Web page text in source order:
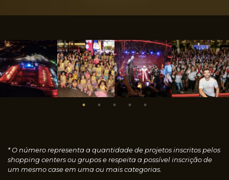
* O número representa a quantidade de projetos inscritos pelos
shopping centers ou grupos e respeita a possível inscrição de
um mesmo case em uma ou mais categorias.